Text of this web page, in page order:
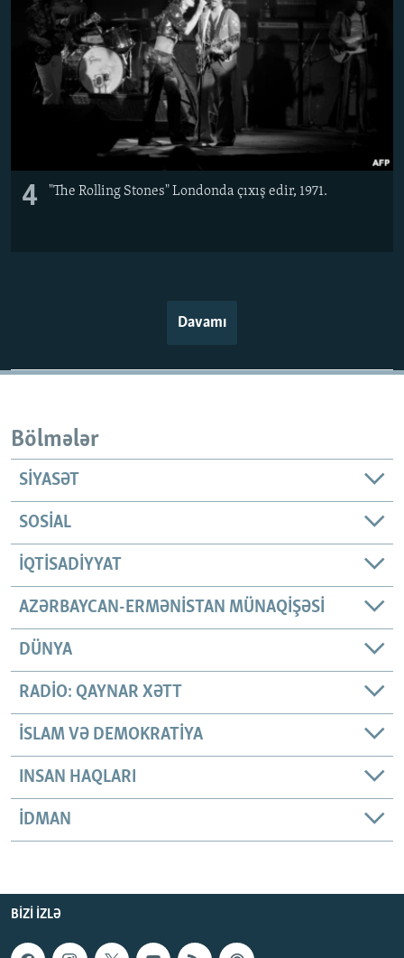
4 "The Rolling Stones" Londonda çıxış edir, 1971.
Davamı
Bölmələr
SIYASƏT
SOSIAL
İQTISADIYYAT
AZƏRBAYCAN-ERMƏNISTAN MÜNAQIŞƏSI
DÜNYA
RADIO: QAYNAR XƏTT
İSLAM VƏ DEMOKRATIYA
INSAN HAQLARI
İDMAN
BIZI IZLƏ